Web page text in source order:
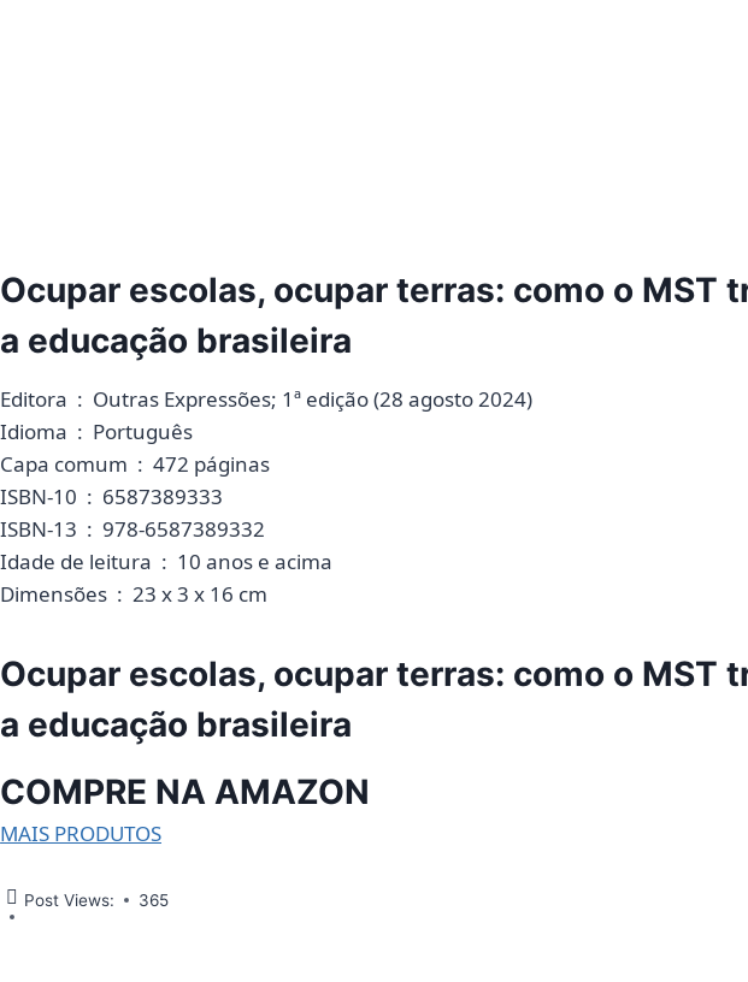
Ocupar escolas, ocupar terras: como o MST
a educação brasileira
Editora ‏ : ‎ Outras Expressões; 1ª edição (28 agosto 2024)
Idioma ‏ : ‎ Português
Capa comum ‏ : ‎ 472 páginas
ISBN-10 ‏ : ‎ 6587389333
ISBN-13 ‏ : ‎ 978-6587389332
Idade de leitura ‏ : ‎ 10 anos e acima
Dimensões ‏ : ‎ 23 x 3 x 16 cm
Ocupar escolas, ocupar terras: como o MST
a educação brasileira
COMPRE NA AMAZON
MAIS PRODUTOS
Post Views: 365